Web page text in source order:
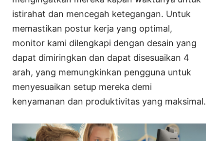
istirahat dan mencegah ketegangan. Untuk
memastikan postur kerja yang optimal,
monitor kami dilengkapi dengan desain yang
dapat dimiringkan dan dapat disesuaikan 4
arah, yang memungkinkan pengguna untuk
menyesuaikan setup mereka demi
kenyamanan dan produktivitas yang maksimal.